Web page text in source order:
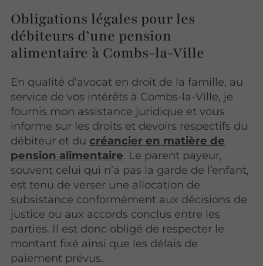
Obligations légales pour les
débiteurs d’une pension
alimentaire à Combs-la-Ville
En qualité d’avocat en droit de la famille, au
service de vos intérêts à Combs-la-Ville, je
fournis mon assistance juridique et vous
informe sur les droits et devoirs respectifs du
débiteur et ducréancier en matière de
pension alimentaire. Le parent payeur,
souvent celui qui n’a pas la garde de l’enfant,
est tenu de verser une allocation de
subsistance conformément aux décisions de
justice ou aux accords conclus entre les
parties. Il est donc obligé de respecter le
montant fixé ainsi que les délais de
paiement prévus.